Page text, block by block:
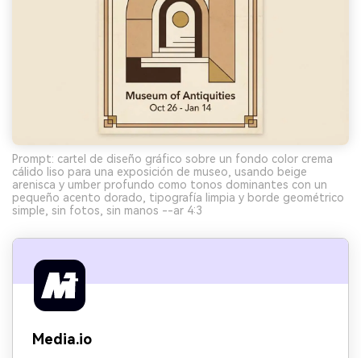
Prompt: cartel de diseño gráfico sobre un fondo color crema
cálido liso para una exposición de museo, usando beige
arenisca y umber profundo como tonos dominantes con un
pequeño acento dorado, tipografía limpia y borde geométrico
simple, sin fotos, sin manos --ar 4:3
Media.io